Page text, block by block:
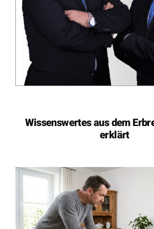
Wissenswertes aus dem
erklärt